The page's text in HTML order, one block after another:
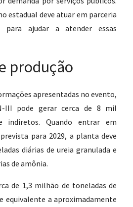
estadual deve atuar em parceria
para ajudar a atender essas
produção
apresentadas no evento,
III pode gerar cerca de 8 mil
indiretos. Quando entrar em
para 2029, a planta deve
diárias de ureia granulada e
de amônia.
de 1,3 milhão de toneladas de
equivalente a aproximadamente